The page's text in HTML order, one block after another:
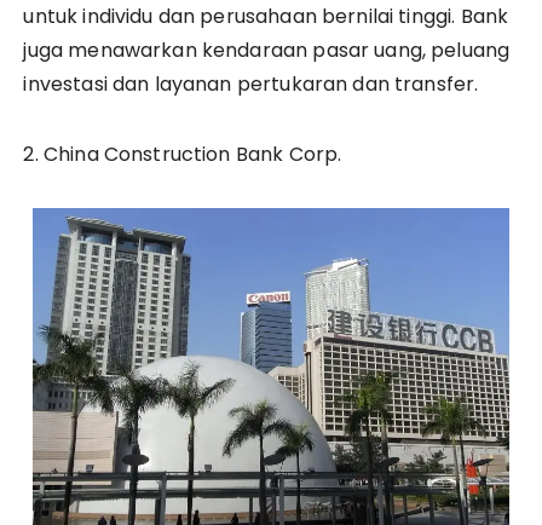
untuk individu dan perusahaan bernilai tinggi. Bank
juga menawarkan kendaraan pasar uang, peluang
investasi dan layanan pertukaran dan transfer.
2. China Construction Bank Corp.